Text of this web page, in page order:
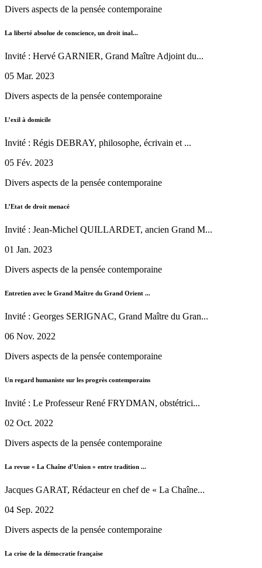
Divers aspects de la pensée contemporaine
La liberté absolue de conscience, un droit inal...
Invité : Hervé GARNIER, Grand Maître Adjoint du...
05 Mar. 2023
Divers aspects de la pensée contemporaine
L’exil à domicile
Invité : Régis DEBRAY, philosophe, écrivain et ...
05 Fév. 2023
Divers aspects de la pensée contemporaine
L’Etat de droit menacé
Invité : Jean-Michel QUILLARDET, ancien Grand M...
01 Jan. 2023
Divers aspects de la pensée contemporaine
Entretien avec le Grand Maître du Grand Orient ...
Invité : Georges SERIGNAC, Grand Maître du Gran...
06 Nov. 2022
Divers aspects de la pensée contemporaine
Un regard humaniste sur les progrès contemporains
Invité : Le Professeur René FRYDMAN, obstétrici...
02 Oct. 2022
Divers aspects de la pensée contemporaine
La revue « La Chaîne d’Union » entre tradition ...
Jacques GARAT, Rédacteur en chef de « La Chaîne...
04 Sep. 2022
Divers aspects de la pensée contemporaine
La crise de la démocratie française